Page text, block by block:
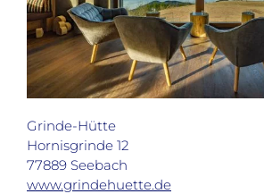
Grinde-Hütte
Hornisgrinde 12
77889 Seebach
www.grindehuette.de